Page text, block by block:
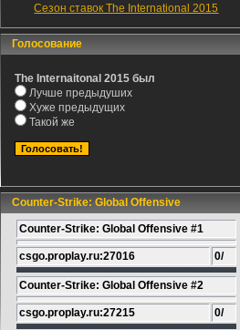
Сезон ставок The International 2015
Голосование
The Internaitonal 2015 был
Лучше предыдуших
Хуже предыдущих
Такой же
Counter-Strike: Global Offensive
Counter-Strike: Global Offensive #1
csgo.proplay.ru:27016 0/
Counter-Strike: Global Offensive #2
csgo.proplay.ru:27215 0/